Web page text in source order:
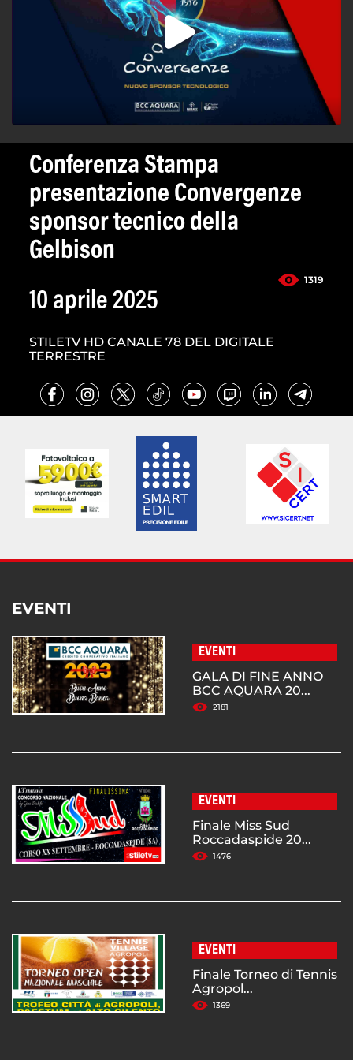
Conferenza Stampa
presentazione Convergenze
sponsor tecnico della
Gelbison
1319
10 aprile 2025
STILETV HD CANALE 78 DEL DIGITALE
TERRESTRE
EVENTI
EVENTI
GALA DI FINE ANNO
BCC AQUARA 20...
2181
EVENTI
Finale Miss Sud
Roccadaspide 20...
1476
EVENTI
Finale Torneo di Tennis
Agropol...
1369